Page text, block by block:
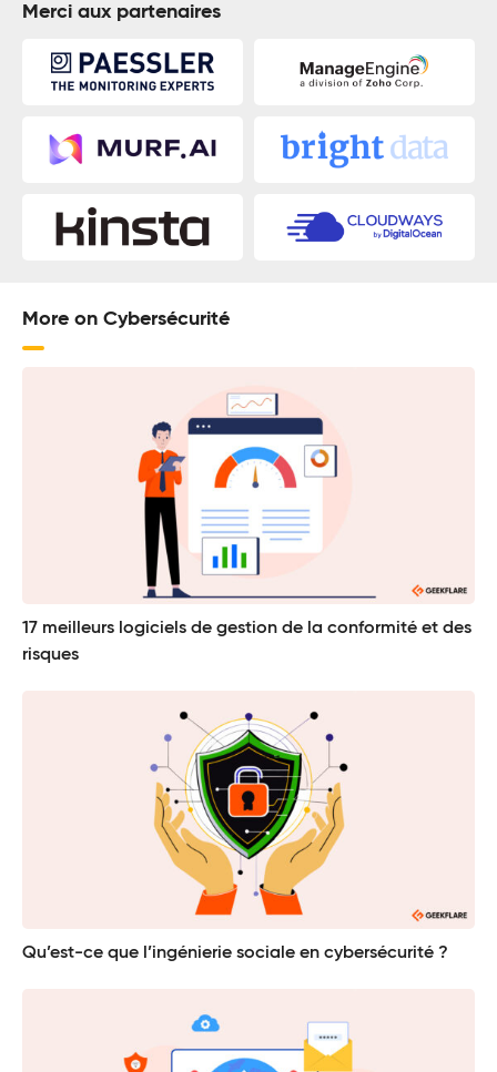
Merci aux partenaires
More on Cybersécurité
17 meilleurs logiciels de gestion de la conformité et des
risques
Qu’est-ce que l’ingénierie sociale en cybersécurité ?